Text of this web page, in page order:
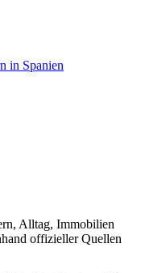
in Spanien
Alltag, Immobilien
offizieller Quellen